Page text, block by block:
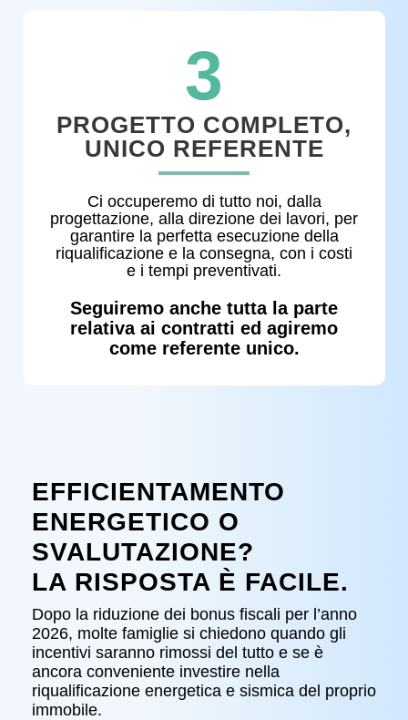
3
PROGETTO COMPLETO,
UNICO REFERENTE
Ci occuperemo di tutto noi, dalla
progettazione, alla direzione dei lavori, per
garantire la perfetta esecuzione della
riqualificazione e la consegna, con i costi
e i tempi preventivati.
Seguiremo anche tutta la parte
relativa ai contratti ed agiremo
come referente unico.
EFFICIENTAMENTO
ENERGETICO O
SVALUTAZIONE?
LA RISPOSTA È FACILE.
Dopo la riduzione dei bonus fiscali per l’anno
2026, molte famiglie si chiedono quando gli
incentivi saranno rimossi del tutto e se è
ancora conveniente investire nella
riqualificazione energetica e sismica del proprio
immobile.